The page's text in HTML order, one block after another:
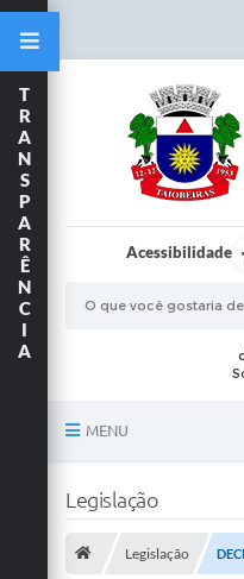
Acessibilidade
MENU
T
R
A
N
S
P
A
R
Ê
N
C
I
A
Legislação
Legislação